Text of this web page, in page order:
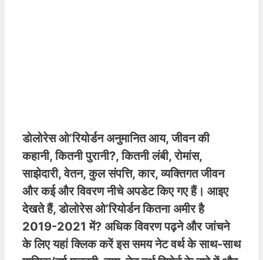
डोलोरेस ओ’रियोर्डन अनुमानित आय, जीवन की
कहानी, कितनी पुरानी?, कितनी लंबी, रोमांस,
साझेदारी, वेतन, कुल संपत्ति, कार, व्यक्तिगत जीवन
और कई और विवरण नीचे अपडेट किए गए हैं। आइए
देखते हैं,डोलोरेस ओ’रियोर्डन कितना अमीर है
2019-2021 में? अधिक विवरण पढ़ने और जांचने
के लिए यहां क्लिक करें इस समय नेट वर्थ के साथ-साथ